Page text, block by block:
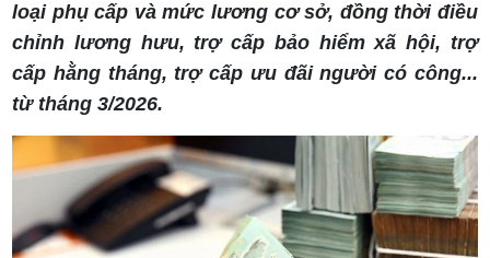
loại phụ cấp và mức lương cơ sở, đồng thời điều
chỉnh lương hưu, trợ cấp bảo hiểm xã hội, trợ
cấp hằng tháng, trợ cấp ưu đãi người có công...
từ tháng 3/2026.